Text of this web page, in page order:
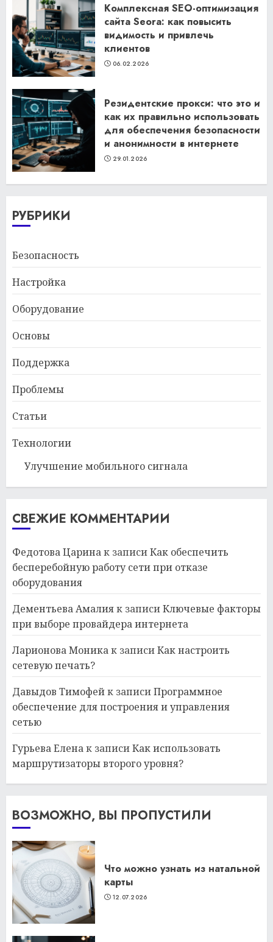
Комплексная SEO-оптимизация
сайта Seora: как повысить
видимость и привлечь
клиентов
06.02.2026
Резидентские прокси: что это и
как их правильно использовать
для обеспечения безопасности
и анонимности в интернете
29.01.2026
РУБРИКИ
Безопасность
Настройка
Оборудование
Основы
Поддержка
Проблемы
Статьи
Технологии
Улучшение мобильного сигнала
СВЕЖИЕ КОММЕНТАРИИ
Федотова Царинак записиКак обеспечить
бесперебойную работу сети при отказе
оборудования
Дементьева Амалияк записиКлючевые факторы
при выборе провайдера интернета
Ларионова Моникак записиКак настроить
сетевую печать?
Давыдов Тимофейк записиПрограммное
обеспечение для построения и управления
сетью
Гурьева Еленак записиКак использовать
маршрутизаторы второго уровня?
ВОЗМОЖНО, ВЫ ПРОПУСТИЛИ
Что можно узнать из натальной
карты
12.07.2026